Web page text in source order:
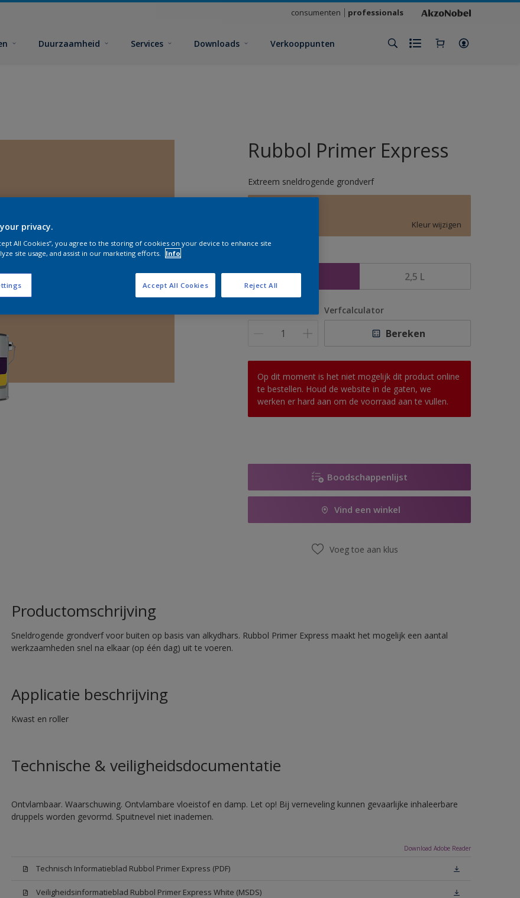
consumenten professionals
Duurzaamheid Services Downloads Verkooppunten
Rubbol Primer Express
Extreem sneldrogende grondverf
Kleur wijzigen
1 L 2,5 L
Verfcalculator
Bereken
Op dit moment is het niet mogelijk dit product online
te bestellen. Houd de website in de gaten, we
werken er hard aan om de voorraad aan te vullen.
Boodschappenlijst
Vind een winkel
Voeg toe aan klus
Productomschrijving
Sneldrogende grondverf voor buiten op basis van alkydhars. Rubbol Primer Express maakt het mogelijk een aantal
werkzaamheden snel na elkaar (op één dag) uit te voeren.
Applicatie beschrijving
Kwast en roller
Technische & veiligheidsdocumentatie
Ontvlambaar. Waarschuwing. Ontvlambare vloeistof en damp. Let op! Bij verneveling kunnen gevaarlijke inhaleerbare
druppels worden gevormd. Spuitnevel niet inademen.
Download Adobe Reader
Technisch Informatieblad Rubbol Primer Express (PDF)
Veiligheidsinformatieblad Rubbol Primer Express White (MSDS)
privacy.
All Cookies”, you agree to the storing of cookies on your device to enhance site
site usage, and assist in our marketing efforts.
Info
Reject All
Accept All Cookies